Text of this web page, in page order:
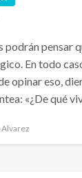
podrán pensar
En todo
opinar eso,
«¿De qué
Alvarez